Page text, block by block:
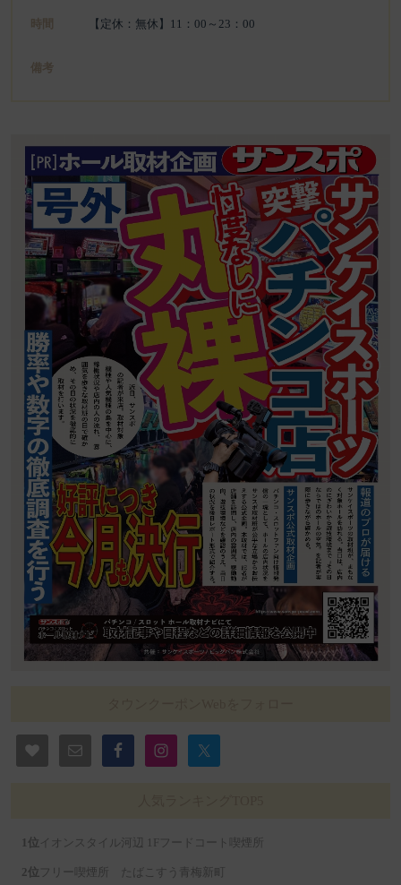
時間 【定休：無休】11：00～23：00
備考
イオンスタイル河辺 1Fフードコート喫煙所
フリー喫煙所 たばこすう青梅新町